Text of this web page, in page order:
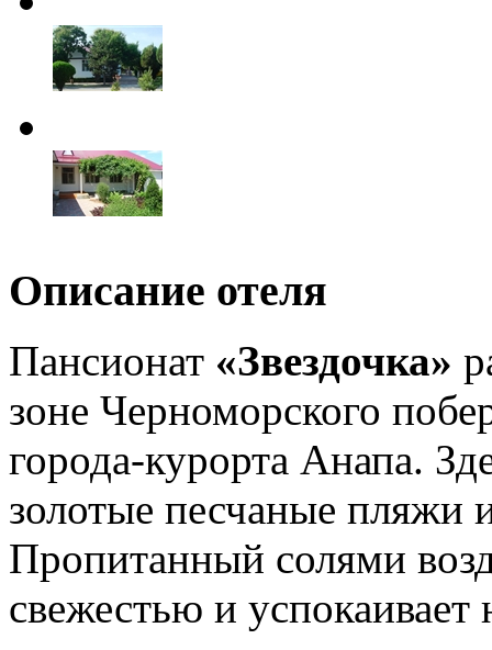
Описание отеля
Пансионат «Звездочка»
зоне Черноморского
города-курорта Анапа.
золотые песчаные
Пропитанный солями
свежестью и